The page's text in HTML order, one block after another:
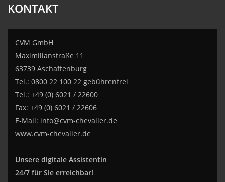
KONTAKT
CVM GmbH
Maximilianstraße 11
63739 Aschaffenburg
Tel.: 0800 22 100 22 gebührenfrei
Tel.: +49 (0) 6021 / 22600
Fax: +49 (0) 6021 / 22606
E-Mail: info@cvm-chevalier.de
www.cvm-chevalier.de
Unsere digitale Assistentin
24/7 für Sie erreichbar!